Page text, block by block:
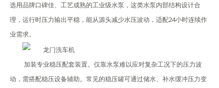
选用品牌口碑佳、工艺成熟的工业级水泵，这类水泵内部结构设计合
理，运行时压力输出平稳，能从源头减少水压波动，适配24小时连续作
业需求。
加装专业稳压配套装置。仅靠水泵难以应对复杂工况下的压力波
动，需搭配稳压设备辅助。常见的稳压罐可通过储水、补水缓冲压力变